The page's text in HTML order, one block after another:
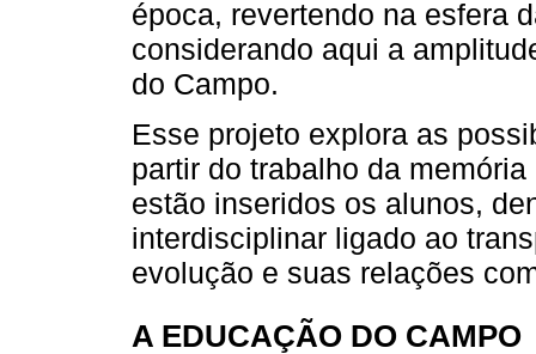
época, revertendo na esfera
considerando aqui a
do Campo.
Esse projeto explora as
partir do trabalho da
estão inseridos os alunos,
interdisciplinar ligado ao
evolução e suas relações
A EDUCAÇÃO DO CAMPO